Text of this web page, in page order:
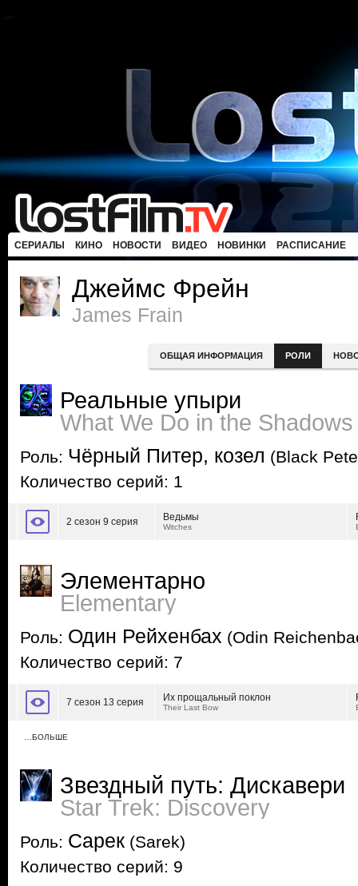
СЕРИАЛЫ КИНО НОВОСТИ ВИДЕО НОВИНКИ РАСПИСАНИЕ
Джеймс Фрейн
James Frain
ОБЩАЯ ИНФОРМАЦИЯ РОЛИ
Реальные упыри
What We Do in the Shadows
Роль: Чёрный Питер, козел (Black
Количество серий: 1
2 сезон 9 серия Ведьмы
Witches
Элементарно
Elementary
Роль: Один Рейхенбах (Odin
Количество серий: 7
7 сезон 13 серия Их прощальный поклон
Their Last Bow
…БОЛЬШЕ
Звездный путь: Дискавери
Star Trek: Discovery
Роль: Сарек (Sarek)
Количество серий: 9